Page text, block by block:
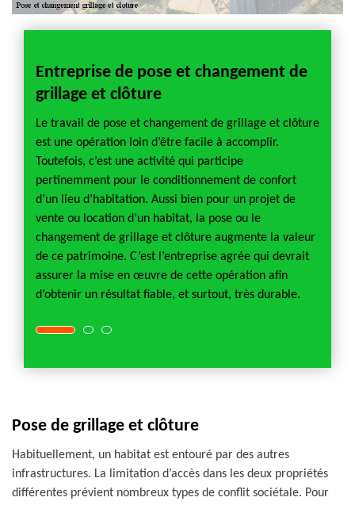
Entreprise de pose et changement de
grillage et clôture
Le travail de pose et changement de grillage et clôture
est une opération loin d’être facile à accomplir.
Toutefois, c’est une activité qui participe
pertinemment pour le conditionnement de confort
d’un lieu d’habitation. Aussi bien pour un projet de
vente ou location d’un habitat, la pose ou le
changement de grillage et clôture augmente la valeur
de ce patrimoine. C’est l’entreprise agrée qui devrait
assurer la mise en œuvre de cette opération afin
d’obtenir un résultat fiable, et surtout, très durable.
Pose de grillage et clôture
Habituellement, un habitat est entouré par des autres
infrastructures. La limitation d’accès dans les deux propriétés
différentes prévient nombreux types de conflit sociétale. Pour